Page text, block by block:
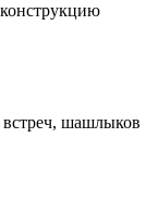
встреч, шашлыков